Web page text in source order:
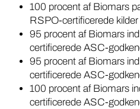
100 procent af Biomars
RSPO-certificerede kilder
95 procent af Biomars
certificerede ASC-
95 procent af Biomars
certificerede ASC-
100 procent af Biomars
certificerede ASC-